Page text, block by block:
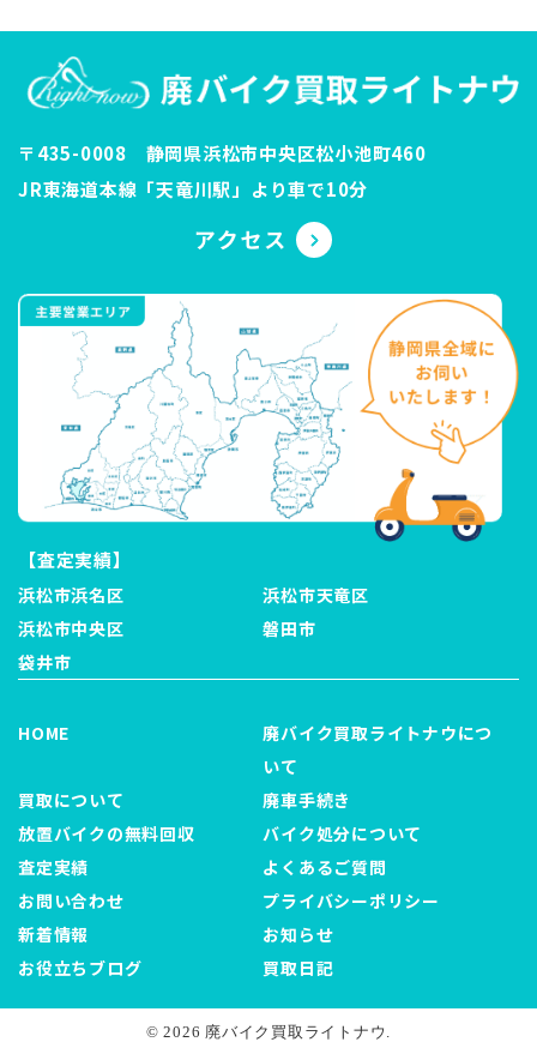
〒435-0008 静岡県浜松市中央区松小池町460
JR東海道本線「天竜川駅」より車で10分
【査定実績】
浜松市浜名区
浜松市天竜区
浜松市中央区
磐田市
袋井市
HOME
廃バイク買取ライトナウにつ
いて
買取について
廃車手続き
放置バイクの無料回収
バイク処分について
査定実績
よくあるご質問
お問い合わせ
プライバシーポリシー
新着情報
お知らせ
お役立ちブログ
買取日記
© 2026 廃バイク買取ライトナウ.